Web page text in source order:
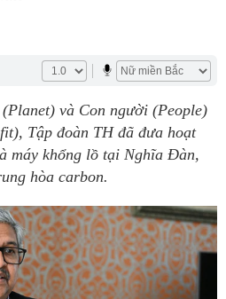
và Con người (People)
Tập đoàn TH đã đưa hoạt
máy khổng lồ tại Nghĩa Đàn,
hòa carbon.